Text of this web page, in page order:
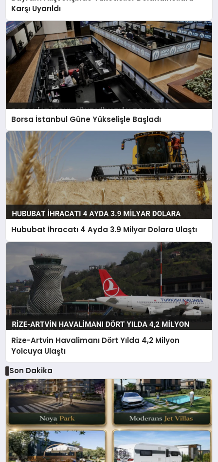
Karşı Uyarıldı
Borsa İstanbul Güne Yükselişle Başladı
Hububat İhracatı 4 Ayda 3.9 Milyar Dolara Ulaştı
Rize-Artvin Havalimanı Dört Yılda 4,2 Milyon
Yolcuya Ulaştı
Son Dakika